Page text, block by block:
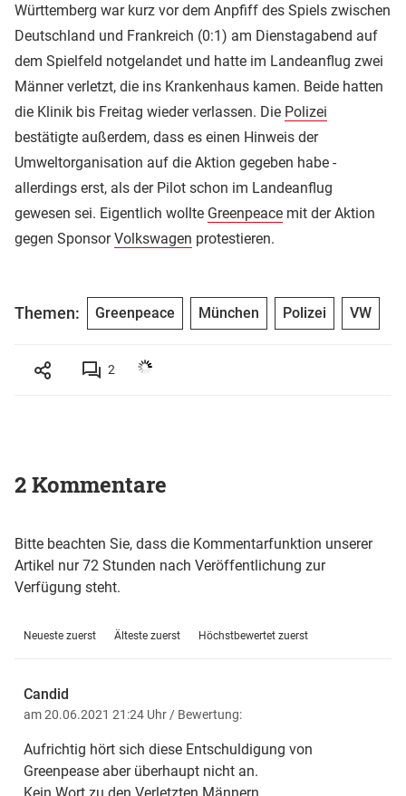
Württemberg war kurz vor dem Anpfiff des Spiels zwischen
Deutschland und Frankreich (0:1) am Dienstagabend auf
dem Spielfeld notgelandet und hatte im Landeanflug zwei
Männer verletzt, die ins Krankenhaus kamen. Beide hatten
die Klinik bis Freitag wieder verlassen. Die Polizei
bestätigte außerdem, dass es einen Hinweis der
Umweltorganisation auf die Aktion gegeben habe -
allerdings erst, als der Pilot schon im Landeanflug
gewesen sei. Eigentlich wollte Greenpeace mit der Aktion
gegen SponsorVolkswagen protestieren.
Themen: Greenpeace München Polizei VW
2
2 Kommentare
Bitte beachten Sie, dass die Kommentarfunktion unserer
Artikel nur 72 Stunden nach Veröffentlichung zur
Verfügung steht.
Neueste zuerst Älteste zuerst Höchstbewertet zuerst
Candid
am 20.06.2021 21:24 Uhr / Bewertung:
Aufrichtig hört sich diese Entschuldigung von
Greenpease aber überhaupt nicht an.